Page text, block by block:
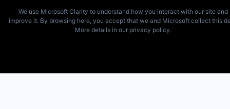
We use Microsoft Clarity to understand how you interact with our site and
improve it. By browsing here, you accept that we and Microsoft collect this
More details in our privacy policy.